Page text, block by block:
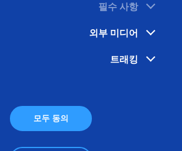
필수 사항
외부 미디어
트래킹
모두 동의